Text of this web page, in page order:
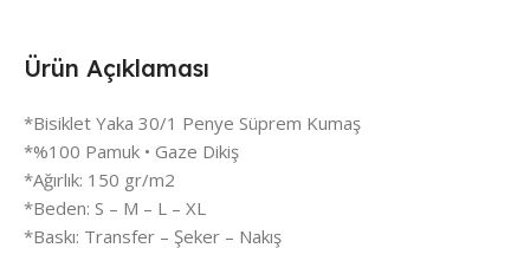
Ürün Açıklaması
*Bisiklet Yaka 30/1 Penye Süprem Kumaş
*%100 Pamuk • Gaze Dikiş
*Ağırlık: 150 gr/m2
*Beden: S – M – L – XL
*Baskı: Transfer – Şeker – Nakış